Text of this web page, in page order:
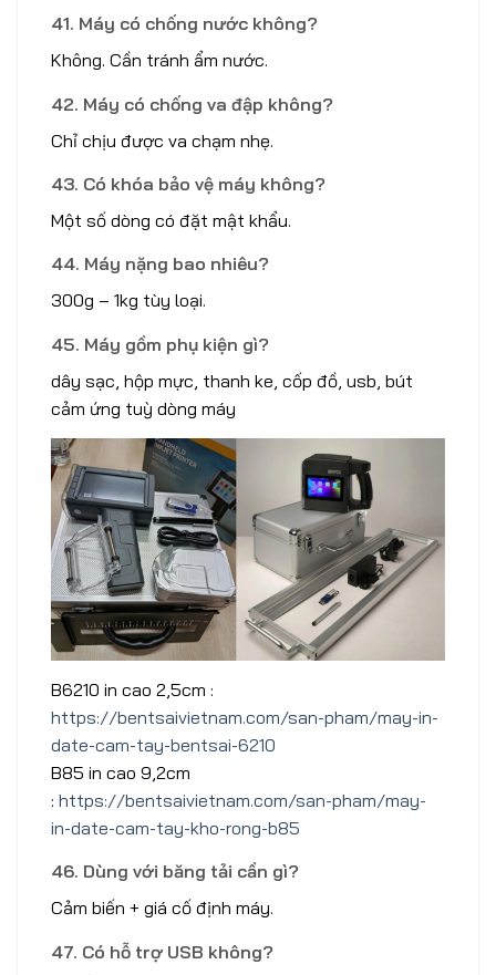
41. Máy có chống nước không?
Không. Cần tránh ẩm nước.
42. Máy có chống va đập không?
Chỉ chịu được va chạm nhẹ.
43. Có khóa bảo vệ máy không?
Một số dòng có đặt mật khẩu.
44. Máy nặng bao nhiêu?
300g – 1kg tùy loại.
45. Máy gồm phụ kiện gì?
dây sạc, hộp mực, thanh ke, cốp đồ, usb, bút
cảm ứng tuỳ dòng máy
B6210 in cao 2,5cm :
https://bentsaivietnam.com/san-pham/may-in-
date-cam-tay-bentsai-6210
B85 in cao 9,2cm
: https://bentsaivietnam.com/san-pham/may-
in-date-cam-tay-kho-rong-b85
46. Dùng với băng tải cần gì?
Cảm biến + giá cố định máy.
47. Có hỗ trợ USB không?